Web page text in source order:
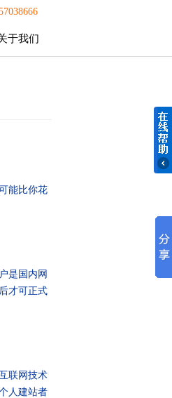
于我们
于我们
能比你花
是国内网
才可正式
联网技术
人建站者